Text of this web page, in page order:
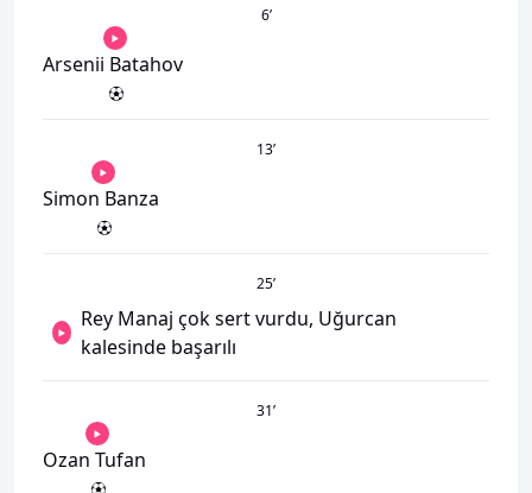
6’
Arsenii Batahov
13’
Simon Banza
25’
Rey Manaj çok sert vurdu, Uğurcan
kalesinde başarılı
31’
Ozan Tufan